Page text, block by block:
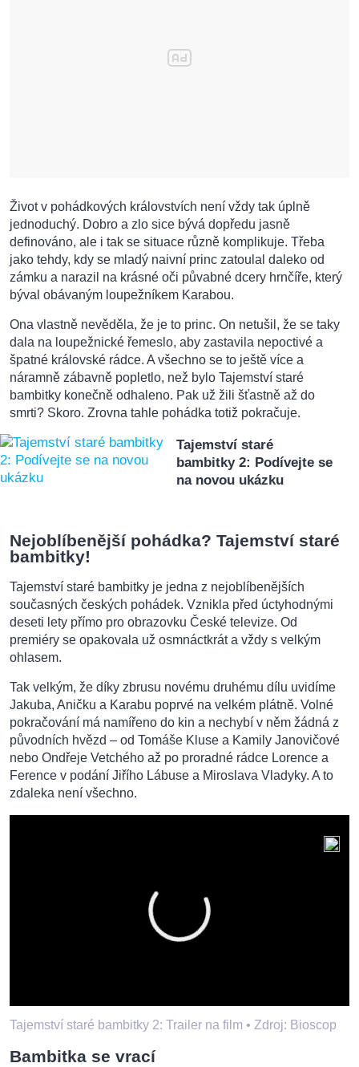
Život v pohádkových královstvích není vždy tak úplně
jednoduchý. Dobro a zlo sice bývá dopředu jasně
definováno, ale i tak se situace různě komplikuje. Třeba
jako tehdy, kdy se mladý naivní princ zatoulal daleko od
zámku a narazil na krásné oči půvabné dcery hrnčíře, který
býval obávaným loupežníkem Karabou.
Ona vlastně nevěděla, že je to princ. On netušil, že se taky
dala na loupežnické řemeslo, aby zastavila nepoctivé a
špatné královské rádce. A všechno se to ještě více a
náramně zábavně popletlo, než bylo Tajemství staré
bambitky konečně odhaleno. Pak už žili šťastně až do
smrti? Skoro. Zrovna tahle pohádka totiž pokračuje.
Tajemství staré
bambitky 2: Podívejte se
na novou ukázku
Nejoblíbenější pohádka? Tajemství staré
bambitky!
Tajemství staré bambitky je jedna z nejoblíbenějších
současných českých pohádek. Vznikla před úctyhodnými
deseti lety přímo pro obrazovku České televize. Od
premiéry se opakovala už osmnáctkrát a vždy s velkým
ohlasem.
Tak velkým, že díky zbrusu novému druhému dílu uvidíme
Jakuba, Aničku a Karabu poprvé na velkém plátně. Volné
pokračování má namířeno do kin a nechybí v něm žádná z
původních hvězd – od Tomáše Kluse a Kamily Janovičové
nebo Ondřeje Vetchého až po proradné rádce Lorence a
Ference v podání Jiřího Lábuse a Miroslava Vladyky. A to
zdaleka není všechno.
Tajemství staré bambitky 2: Trailer na film • Zdroj: Bioscop
Bambitka se vrací